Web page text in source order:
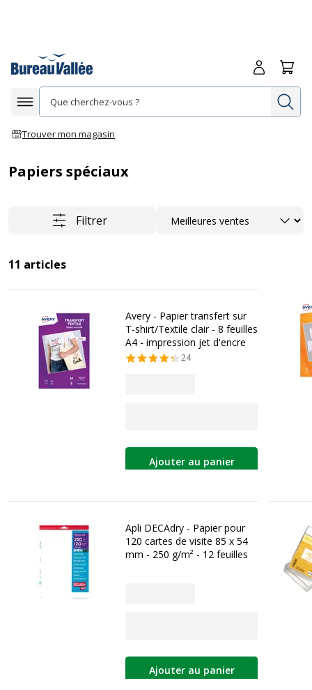
Afficher la navigation
Trouver mon magasin
Me
Papiers spéciaux
Filtrer Trier
11 articles
Avery - Papier transfert sur
T-shirt/Textile clair - 8 feuilles
A4 - impression jet d'encre
24
Ajouter au panier
Apli DECAdry - Papier pour
120 cartes de visite 85 x 54
mm - 250 g/m² - 12 feuilles
Ajouter au panier